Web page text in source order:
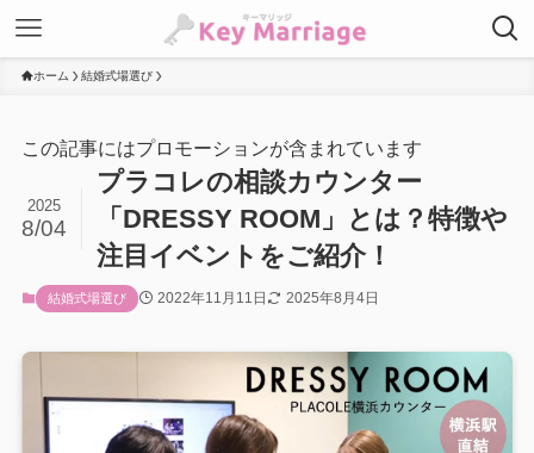
ホーム 結婚式場選び
この記事にはプロモーションが含まれています
プラコレの相談カウンター
「DRESSY ROOM」とは？特徴や
注目イベントをご紹介！
2025
8/04
結婚式場選び 2022年11月11日 2025年8月4日